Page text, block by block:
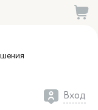
Вход